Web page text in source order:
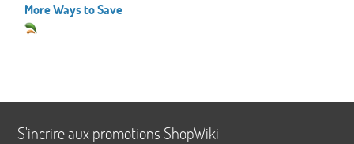
More Ways to Save
S'incrire aux promotions ShopWiki